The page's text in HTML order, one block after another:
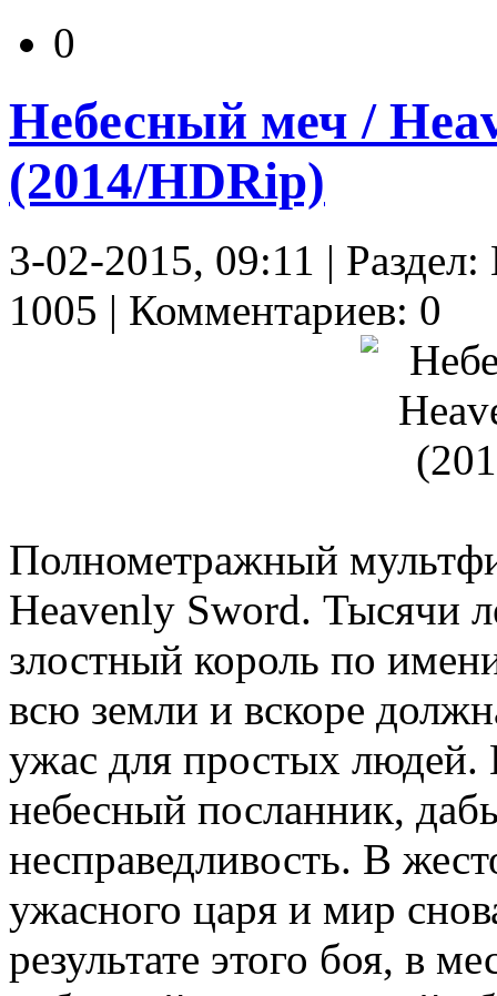
0
Небесный меч /
(2014/HDRip)
3-02-2015, 09:11 |
1005 | Комментариев: 0
Полнометражный
Heavenly Sword. Тысячи
злостный король по
всю земли и вскоре
ужас для простых людей.
небесный посланник,
несправедливость. В
ужасного царя и мир
результате этого боя, в